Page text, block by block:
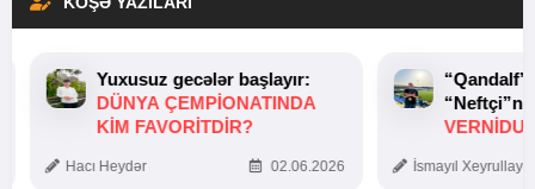
Yuxusuz gecələr başlayır:
DÜNYA ÇEMPIONATINDA
KIM FAVORITDIR?
Hacı Heydər 02.06.2026 İsmayıl